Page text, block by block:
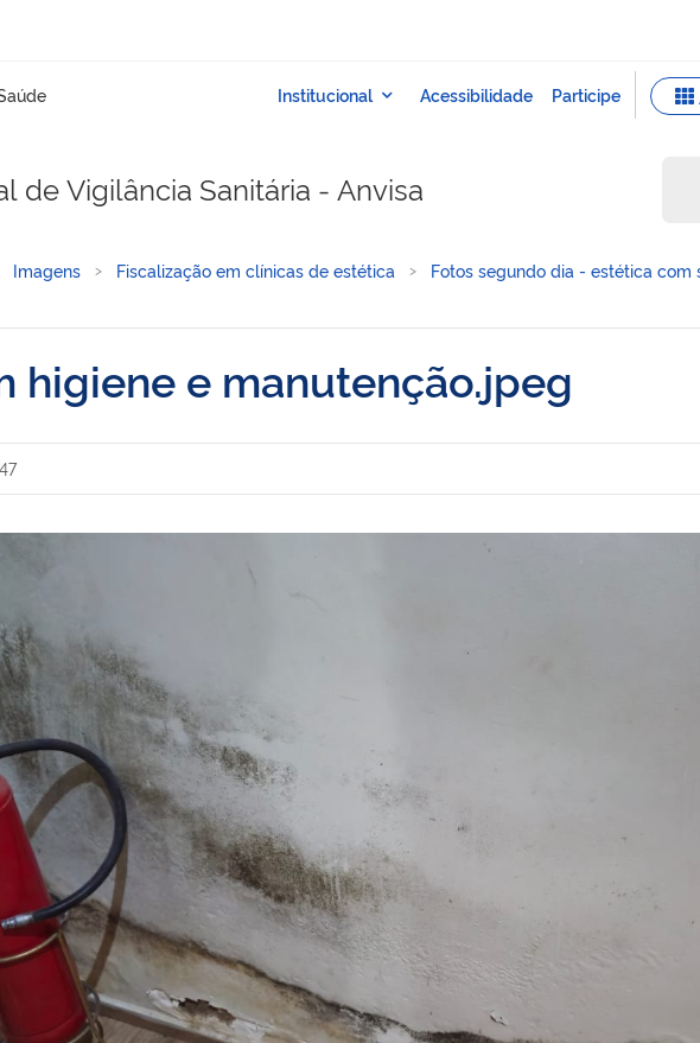
de Vigilância Sanitária - Anvisa
Imagens Fiscalização em clínicas de estética Fotos segundo dia - estética com
higiene e manutenção.jpeg